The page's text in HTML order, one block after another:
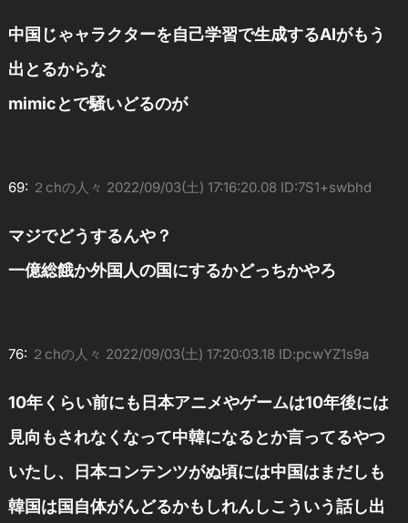
中国じゃャラクターを自己学習で生成するAIがもう
出とるからな
mimicとで騒いどるのが
69: ２chの人々 2022/09/03(土) 17:16:20.08 ID:7S1+swbhd
マジでどうするんや？
一億総餓か外国人の国にするかどっちかやろ
76: ２chの人々 2022/09/03(土) 17:20:03.18 ID:pcwYZ1s9a
10年くらい前にも日本アニメやゲームは10年後には
見向もされなくなって中韓になるとか言ってるやつ
いたし、日本コンテンツがぬ頃には中国はまだしも
韓国は国自体がんどるかもしれんしこういう話し出